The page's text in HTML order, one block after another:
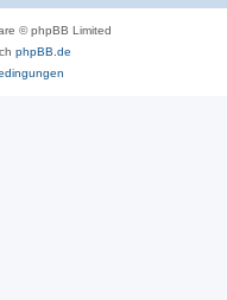
© phpBB Limited
phpBB.de